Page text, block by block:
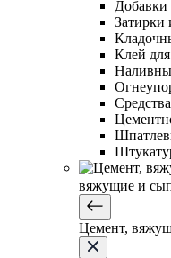
Добавки
Затирки
Клей
вяжущие и
Цемент,